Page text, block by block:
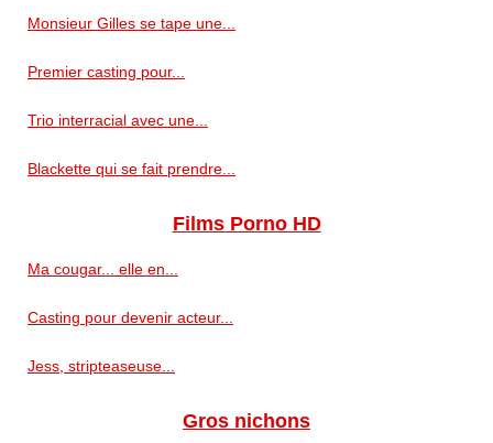
Monsieur Gilles se tape une...
Premier casting pour...
Trio interracial avec une...
Blackette qui se fait prendre...
Films Porno HD
Ma cougar... elle en...
Casting pour devenir acteur...
Jess, stripteaseuse...
Gros nichons